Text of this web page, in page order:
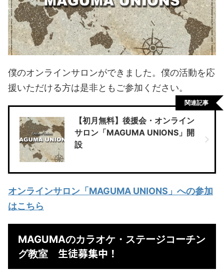
僕のオンラインサロンができました。僕の活動を応
援いただける方は是非ともご参加ください。
【初月無料】後援会・オンライン
サロン「MAGUMA UNIONS」開
設
関連記事
オンラインサロン「MAGUMA UNIONS」への参加
はこちら
MAGUMAのカラオケ・ステージコーチン
グ教室
生徒募集中！